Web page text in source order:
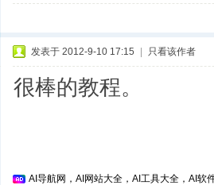
发表于 2012-9-10 17:15 只看该作者
很棒的教程。
AI导航网，AI网站大全，AI工具大全，AI软